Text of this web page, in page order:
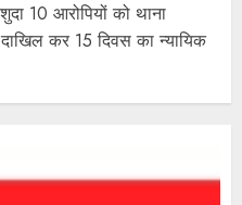
10 आरोपियों को थाना
कर 15 दिवस का न्यायिक